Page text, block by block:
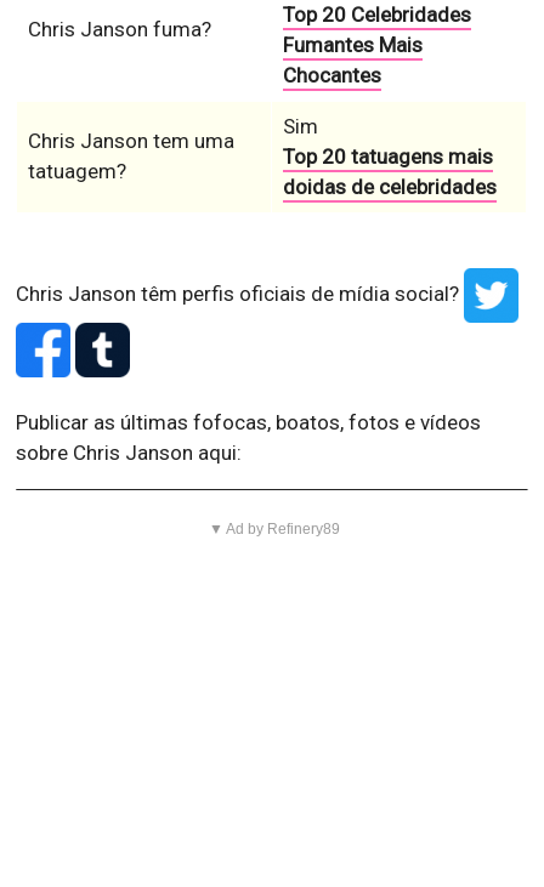
Chris Janson fuma?
Top 20 Celebridades
Fumantes Mais
Chocantes
Chris Janson tem uma
tatuagem?
Sim
Top 20 tatuagens mais
doidas de celebridades
Chris Janson têm perfis oficiais de mídia social?
Publicar as últimas fofocas, boatos, fotos e vídeos
sobre Chris Janson aqui:
▼ Ad by Refinery89